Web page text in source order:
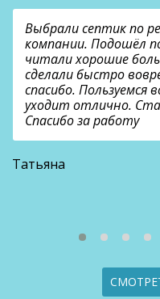
Выбрали септик по
компании. Подошёл
читали хорошие
сделали быстро
спасибо. Пользуемся
уходит отлично.
Спасибо за работу
Татьяна